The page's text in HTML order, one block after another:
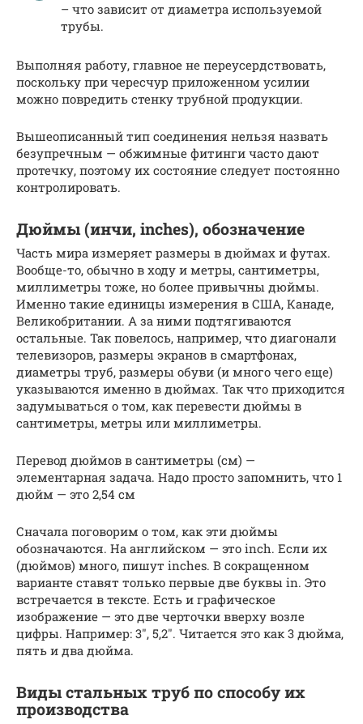
– что зависит от диаметра используемой
трубы.
Выполняя работу, главное не переусердствовать,
поскольку при чересчур приложенном усилии
можно повредить стенку трубной продукции.
Вышеописанный тип соединения нельзя назвать
безупречным — обжимные фитинги часто дают
протечку, поэтому их состояние следует постоянно
контролировать.
Дюймы (инчи, inches), обозначение
Часть мира измеряет размеры в дюймах и футах.
Вообще-то, обычно в ходу и метры, сантиметры,
миллиметры тоже, но более привычны дюймы.
Именно такие единицы измерения в США, Канаде,
Великобритании. А за ними подтягиваются
остальные. Так повелось, например, что диагонали
телевизоров, размеры экранов в смартфонах,
диаметры труб, размеры обуви (и много чего еще)
указываются именно в дюймах. Так что приходится
задумываться о том, как перевести дюймы в
сантиметры, метры или миллиметры.
Перевод дюймов в сантиметры (см) —
элементарная задача. Надо просто запомнить, что 1
дюйм — это 2,54 см
Сначала поговорим о том, как эти дюймы
обозначаются. На английском — это inch. Если их
(дюймов) много, пишут inches. В сокращенном
варианте ставят только первые две буквы in. Это
встречается в тексте. Есть и графическое
изображение — это две черточки вверху возле
цифры. Например: 3″, 5,2″. Читается это как 3 дюйма,
пять и два дюйма.
Виды стальных труб по способу их
производства